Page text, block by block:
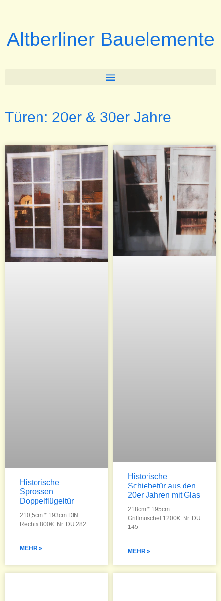
Altberliner Bauelemente
Türen: 20er & 30er Jahre
Historische
Sprossen
Doppelflügeltür
210,5cm * 193cm DIN
Rechts 800€ Nr. DU 282
MEHR »
Historische
Schiebetür aus den
20er Jahren mit Glas
218cm * 195cm
Griffmuschel 1200€ Nr. DU
145
MEHR »